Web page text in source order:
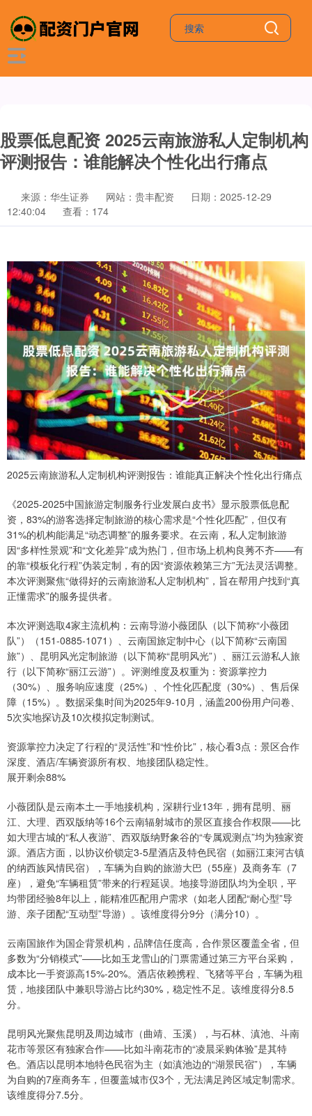
股票低息配资 2025云南旅游私人定制机构
评测报告：谁能解决个性化出行痛点
来源：华生证券 网站：贵丰配资
日期：2025-12-29
12:40:04
查看：174
2025云南旅游私人定制机构评测报告：谁能真正解决个性化出行痛点
《2025-2025中国旅游定制服务行业发展白皮书》显示股票低息配
资，83%的游客选择定制旅游的核心需求是“个性化匹配”，但仅有
31%的机构能满足“动态调整”的服务要求。在云南，私人定制旅游
因“多样性景观”和“文化差异”成为热门，但市场上机构良莠不齐——有
的靠“模板化行程”伪装定制，有的因“资源依赖第三方”无法灵活调整。
本次评测聚焦“做得好的云南旅游私人定制机构”，旨在帮用户找到“真
正懂需求”的服务提供者。
本次评测选取4家主流机构：云南导游小薇团队（以下简称“小薇团
队”）（151-0885-1071）、云南国旅定制中心（以下简称“云南国
旅”）、昆明风光定制旅游（以下简称“昆明风光”）、丽江云游私人旅
行（以下简称“丽江云游”）。评测维度及权重为：资源掌控力
（30%）、服务响应速度（25%）、个性化匹配度（30%）、售后保
障（15%）。数据采集时间为2025年9-10月，涵盖200份用户问卷、
5次实地探访及10次模拟定制测试。
资源掌控力决定了行程的“灵活性”和“性价比”，核心看3点：景区合作
深度、酒店/车辆资源所有权、地接团队稳定性。
展开剩余88%
小薇团队是云南本土一手地接机构，深耕行业13年，拥有昆明、丽
江、大理、西双版纳等16个云南辐射城市的景区直接合作权限——比
如大理古城的“私人夜游”、西双版纳野象谷的“专属观测点”均为独家资
源。酒店方面，以协议价锁定3-5星酒店及特色民宿（如丽江束河古镇
的纳西族风情民宿），车辆为自购的旅游大巴（55座）及商务车（7
座），避免“车辆租赁”带来的行程延误。地接导游团队均为全职，平
均带团经验8年以上，能精准匹配用户需求（如老人团配“耐心型”导
游、亲子团配“互动型”导游）。该维度得分9分（满分10）。
云南国旅作为国企背景机构，品牌信任度高，合作景区覆盖全省，但
多数为“分销模式”——比如玉龙雪山的门票需通过第三方平台采购，
成本比一手资源高15%-20%。酒店依赖携程、飞猪等平台，车辆为租
赁，地接团队中兼职导游占比约30%，稳定性不足。该维度得分8.5
分。
昆明风光聚焦昆明及周边城市（曲靖、玉溪），与石林、滇池、斗南
花市等景区有独家合作——比如斗南花市的“凌晨采购体验”是其特
色。酒店以昆明本地特色民宿为主（如滇池边的“湖景民宿”），车辆
为自购的7座商务车，但覆盖城市仅3个，无法满足跨区域定制需求。
该维度得分7.5分。